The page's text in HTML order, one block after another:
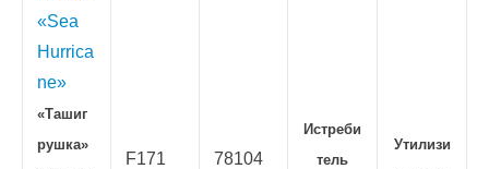
«Sea
Hurrica
ne»
«Ташиг
рушка»
F171 78104
Истреби
тель
Утилизи